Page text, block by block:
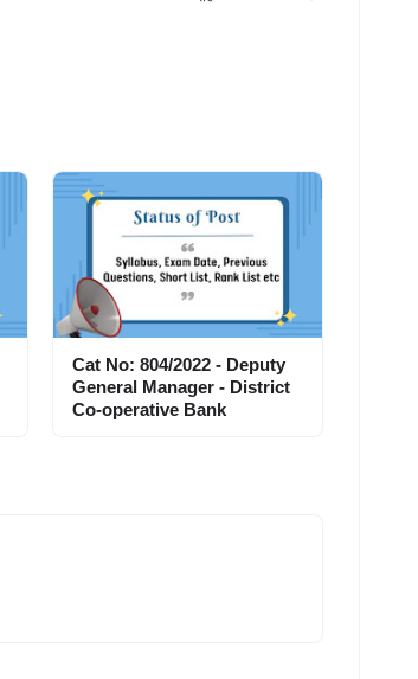
Cat No: 804/2022 - Deputy
General Manager - District
Co-operative Bank